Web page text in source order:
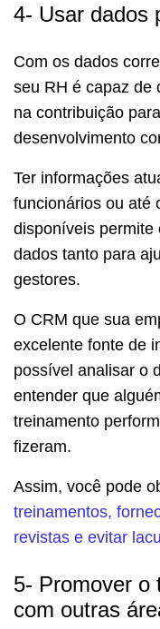
4- Usar dados
Com os dados
seu RH é capaz de
na contribuição
desenvolvimento
Ter informações
funcionários ou até
disponíveis permite
dados tanto para
gestores.
O CRM que sua
excelente fonte de
possível analisar o
entender que
treinamento
fizeram.
Assim, você pode
treinamentos,
revistas e evitar
5- Promover o
com outras